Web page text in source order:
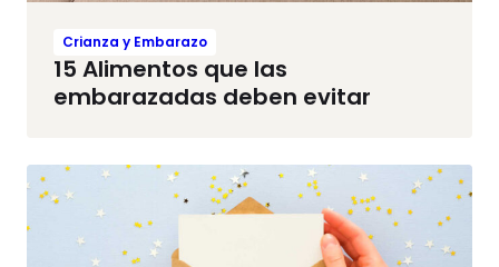
Crianza y Embarazo
15 Alimentos que las
embarazadas deben evitar